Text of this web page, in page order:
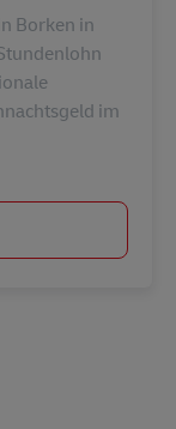
Borken in
im